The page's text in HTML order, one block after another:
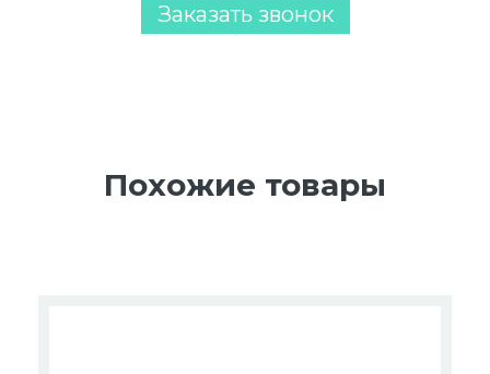
Заказать звонок
Похожие товары